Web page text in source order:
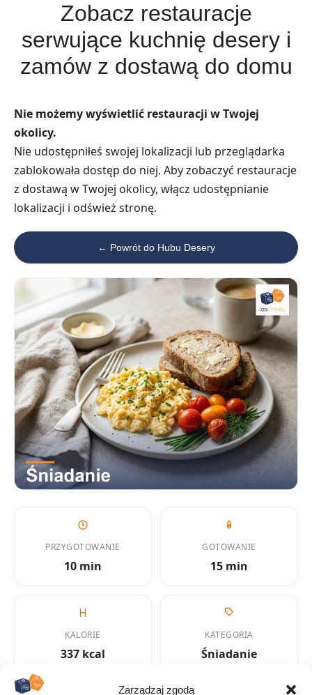
Zarządzaj zgodą
Zobacz restauracje
serwujące kuchnię desery i
zamów z dostawą do domu
Nie możemy wyświetlić restauracji w Twojej
okolicy.
Nie udostępniłeś swojej lokalizacji lub przeglądarka
zablokowała dostęp do niej. Aby zobaczyć restauracje
z dostawą w Twojej okolicy, włącz udostępnianie
lokalizacji i odśwież stronę.
← Powrót do Hubu Desery
PRZYGOTOWANIE
10 min
GOTOWANIE
15 min
KALORIE
337 kcal
KATEGORIA
Śniadanie